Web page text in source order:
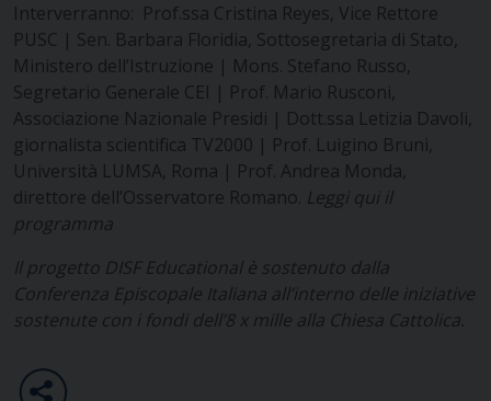
Interverranno: Prof.ssa Cristina Reyes, Vice Rettore
PUSC | Sen. Barbara Floridia, Sottosegretaria di Stato,
Ministero dell’Istruzione | Mons. Stefano Russo,
Segretario Generale CEI | Prof. Mario Rusconi,
Associazione Nazionale Presidi | Dott.ssa Letizia Davoli,
giornalista scientifica TV2000 | Prof. Luigino Bruni,
Università LUMSA, Roma | Prof. Andrea Monda,
direttore dell’Osservatore Romano. Leggi qui il
programma
Il progetto DISF Educational è sostenuto dalla
Conferenza Episcopale Italiana all’interno delle iniziative
sostenute con i fondi dell’8 x mille alla Chiesa Cattolica.